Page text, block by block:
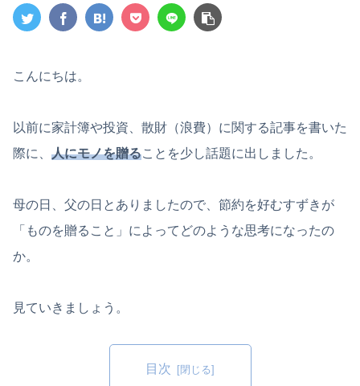
こんにちは。
以前に家計簿や投資、散財（浪費）に関する記事を書いた
際に、 人にモノを贈ることを少し話題に出しました。
母の日、父の日とありましたので、節約を好むすずきが
「ものを贈ること」によってどのような思考になったの
か。
見ていきましょう。
目次